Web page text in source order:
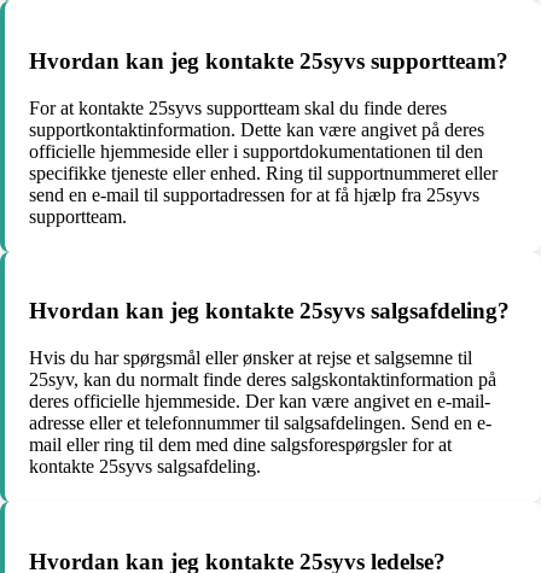
Hvordan kan jeg kontakte 25syvs supportteam?
For at kontakte 25syvs supportteam skal du finde deres
supportkontaktinformation. Dette kan være angivet på deres
officielle hjemmeside eller i supportdokumentationen til den
specifikke tjeneste eller enhed. Ring til supportnummeret eller
send en e-mail til supportadressen for at få hjælp fra 25syvs
supportteam.
Hvordan kan jeg kontakte 25syvs salgsafdeling?
Hvis du har spørgsmål eller ønsker at rejse et salgsemne til
25syv, kan du normalt finde deres salgskontaktinformation på
deres officielle hjemmeside. Der kan være angivet en e-mail-
adresse eller et telefonnummer til salgsafdelingen. Send en e-
mail eller ring til dem med dine salgsforespørgsler for at
kontakte 25syvs salgsafdeling.
Hvordan kan jeg kontakte 25syvs ledelse?